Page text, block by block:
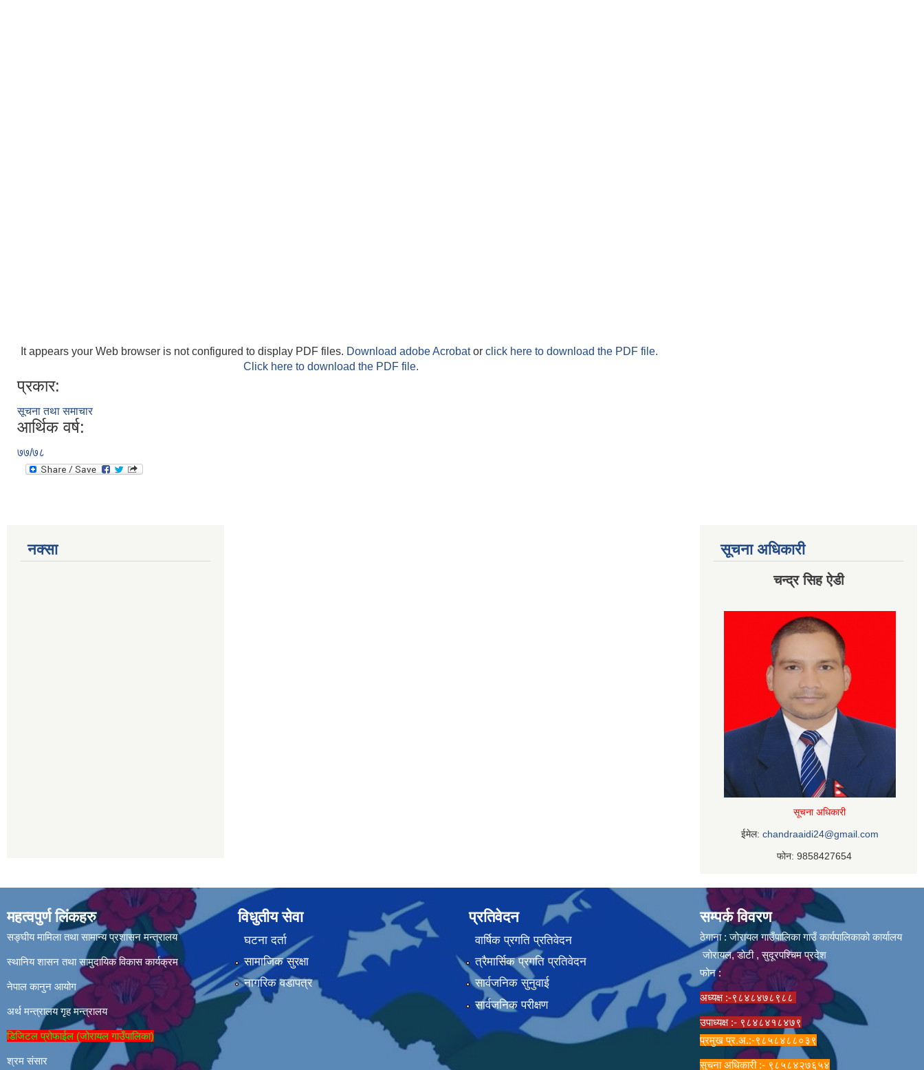
It appears your Web browser is not configured to display PDF files. Download adobe Acrobator click here to download the PDF file.
Click here to download the PDF file.
प्रकार:
सूचना तथा समाचार
आर्थिक वर्ष:
७७/७८
नक्सा सूचना अधिकारी
चन्द्र सिह ऐडी
सूचना अधिकारी
ईमेल: chandraaidi24@gmail.com
फोन: 9858427654
महत्वपुर्ण लिंकहरु
सङ्घीय मामिला तथा सामान्य प्रशासन मन्त्रालय
स्थानिय शासन तथा सामुदायिक विकास कार्यक्रम
नेपाल कानुन आयोग
अर्थ मन्त्रालय गृह मन्त्रालय
डिजिटल प्रोफाईल (जोरायल गाउँपालिका)
श्रम संसार
विधुतीय सेवा
घटना दर्ता
सामाजिक सुरक्षा
नागरिक वडापत्र
प्रतिवेदन
वार्षिक प्रगति प्रतिवेदन
त्रैमार्सिक प्रगति प्रतिवेदन
सार्वजनिक सुनुवाई
सार्वजनिक परीक्षण
सम्पर्क विवरण
ठेगाना : जोरायल गाउँपालिका गाउँ कार्यपालिकाको कार्यालय
जोरायल, डोटी , सुदूरपश्चिम प्रदेश
फोन :
अध्यक्ष :-९८४८४७८९८८
उपाध्यक्ष :- ९८४८४१८४७९
प्रमुख प्र.अ.:-९८५८४८८०३९
सुचना अधिकारी :- ९८५८४२७६५४